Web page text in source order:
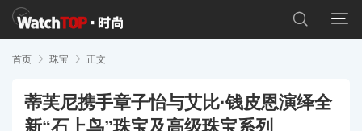


首页  珠宝  正文
蒂芙尼携手章子怡与艾比·钱皮恩演绎全
新“石上鸟”珠宝及高级珠宝系列